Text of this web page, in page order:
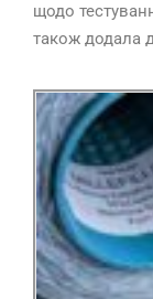
щодо
також додала